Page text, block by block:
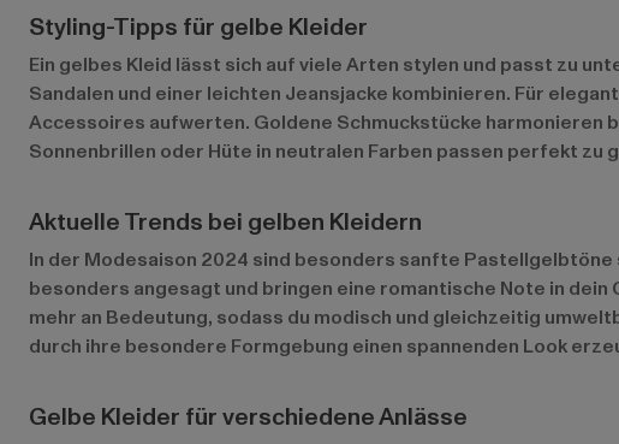
Styling-Tipps für gelbe Kleider
Ein gelbes Kleid lässt sich auf viele Arten stylen und passt zu
Sandalen und einer leichten Jeansjacke kombinieren. Für
Accessoires aufwerten. Goldene Schmuckstücke harmonieren
Sonnenbrillen oder Hüte in neutralen Farben passen perfekt zu
Aktuelle Trends bei gelben Kleidern
In der Modesaison 2024 sind besonders sanfte
besonders angesagt und bringen eine romantische Note in
mehr an Bedeutung, sodass du modisch und gleichzeitig
durch ihre besondere Formgebung einen spannenden Look
Gelbe Kleider für verschiedene Anlässe